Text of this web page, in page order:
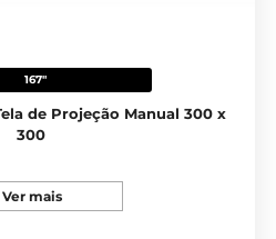
167"
de Projeção Manual 300 x
300
Ver mais